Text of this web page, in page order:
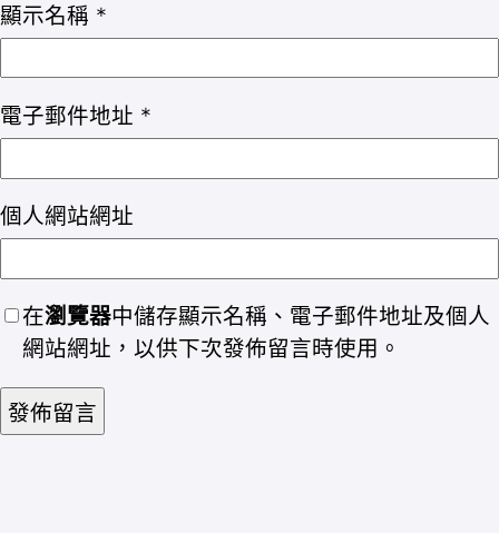
顯示名稱 *
電子郵件地址 *
個人網站網址
在瀏覽器中儲存顯示名稱、電子郵件地址及個人
網站網址，以供下次發佈留言時使用。